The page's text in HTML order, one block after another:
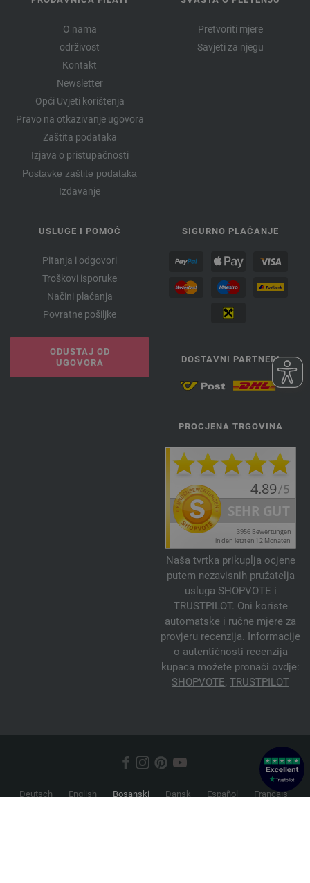
O nama
održivost
Kontakt
Newsletter
Opći Uvjeti korištenja
Pravo na otkazivanje ugovora
Zaštita podataka
Izjava o pristupačnosti
Postavke zaštite podataka
Izdavanje
Pretvoriti mjere
Savjeti za njegu
USLUGE I POMOĆ
Pitanja i odgovori
Troškovi isporuke
Načini plaćanja
Povratne pošiljke
ODUSTAJ OD
UGOVORA
SIGURNO PLAĆANJE
DOSTAVNI PARTNERI
PROCJENA TRGOVINA
Naša tvrtka prikuplja ocjene
putem nezavisnih pružatelja
usluga SHOPVOTE i
TRUSTPILOT. Oni koriste
automatske i ručne mjere za
provjeru recenzija. Informacije
o autentičnosti recenzija
kupaca možete pronaći ovdje:
SHOPVOTE, TRUSTPILOT
Deutsch English Bosanski Dansk Español
Français